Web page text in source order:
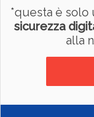
*questa è solo
sicurezza
alla